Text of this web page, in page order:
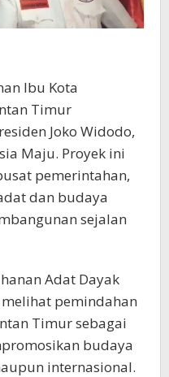
Ibu Kota
Timur
Joko Widodo,
Maju. Proyek ini
pemerintahan,
dan budaya
sejalan
Adat Dayak
pemindahan
Timur sebagai
budaya
internasional.